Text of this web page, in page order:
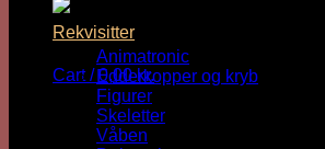
Dage til Halloween :
Cart /0,00kr.
Rekvisitter
Animatronic
Edderkopper og kryb
Figurer
Skeletter
Våben